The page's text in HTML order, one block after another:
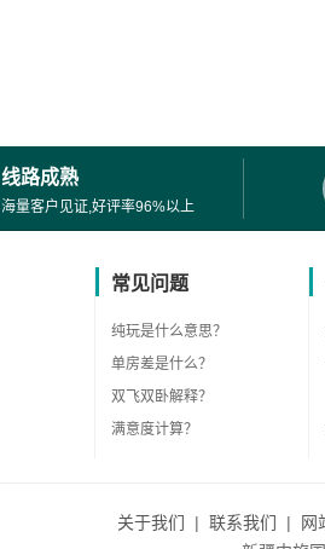
线路成熟
海量客户见证,好评率96%以上
常见问题
纯玩是什么意思？
单房差是什么？
双飞双卧解释？
满意度计算？
关于我们 | 联系我们 | 网